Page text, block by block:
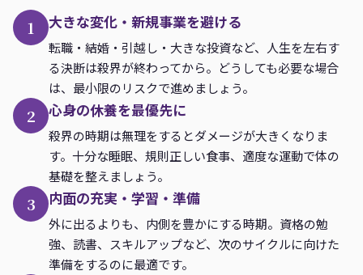
1 大きな変化・新規事業を避ける
転職・結婚・引越し・大きな投資など、人生を左右す
る決断は殺界が終わってから。どうしても必要な場合
は、最小限のリスクで進めましょう。
2 心身の休養を最優先に
殺界の時期は無理をするとダメージが大きくなりま
す。十分な睡眠、規則正しい食事、適度な運動で体の
基礎を整えましょう。
3 内面の充実・学習・準備
外に出るよりも、内側を豊かにする時期。資格の勉
強、読書、スキルアップなど、次のサイクルに向けた
準備をするのに最適です。